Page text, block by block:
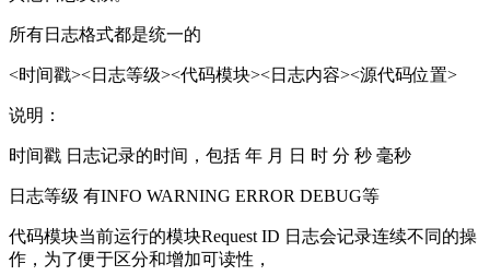
所有日志格式都是统一的
<时间戳><日志等级><代码模块><日志内容><源代码位置>
说明：
时间戳 日志记录的时间，包括 年 月 日 时 分 秒 毫秒
日志等级 有INFO WARNING ERROR DEBUG等
代码模块当前运行的模块Request ID 日志会记录连续不同的操
作，为了便于区分和增加可读性，